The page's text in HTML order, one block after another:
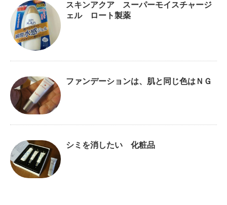
スキンアクア スーパーモイスチャージ
ェル ロート製薬
ファンデーションは、肌と同じ色はＮＧ
シミを消したい 化粧品